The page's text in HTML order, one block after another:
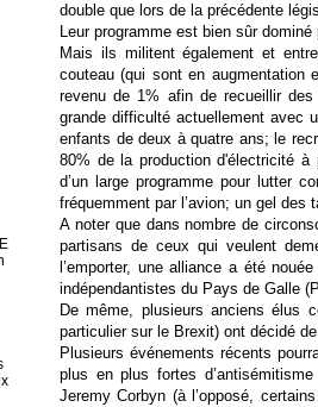
double que lors de la précédente
Leur programme est bien sûr
Mais ils militent également et
couteau (qui sont en augmentation
revenu de 1% afin de recueillir
grande difficulté actuellement avec
enfants de deux à quatre ans; le
80% de la production d'électricité
d’un large programme pour lutter
fréquemment par l’avion; un gel
A noter que dans nombre de
partisans de ceux qui veulent
l’emporter, une alliance a été
indépendantistes du Pays de Galle
De même, plusieurs anciens élus
particulier sur le Brexit) ont décidé
Plusieurs événements récents
plus en plus fortes
Jeremy Corbyn (à l’opposé,